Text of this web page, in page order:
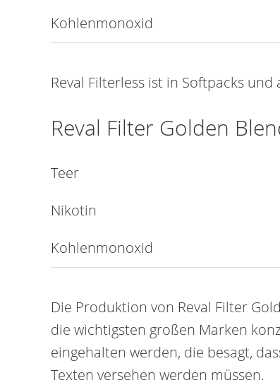
Kohlenmonoxid
Reval Filterless ist in Softpacks
Reval Filter Golden
Teer
Nikotin
Kohlenmonoxid
Die Produktion von Reval Filter
die wichtigsten großen Marken
eingehalten werden, die besagt,
Texten versehen werden müssen.